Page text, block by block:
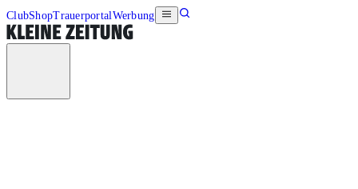
ClubShopTrauerportalWerbung